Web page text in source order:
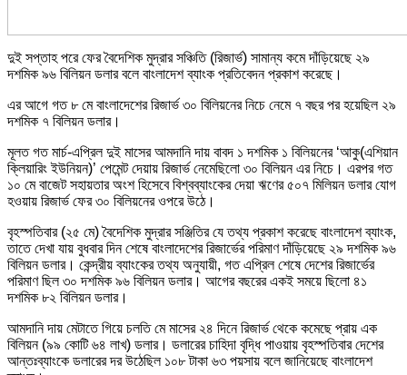
দুই সপ্তাহ পরে ফের বৈদেশিক ‍মুদ্রার সঞ্চিতি (রিজার্ভ) সামান্য কমে দাঁড়িয়েছে ২৯
দশমিক ৯৬ বিলিয়ন ডলার বলে বাংলাদেশ ব্যাংক প্রতিবেদন প্রকাশ করেছে।
এর আগে গত ৮ মে বাংলাদেশের রিজার্ভ ৩০ বিলিয়নের নিচে নেমে ৭ বছর পর হয়েছিল ২৯
দশমিক ৭ বিলিয়ন ডলার।
মূলত গত মার্চ-এপ্রিল দুই মাসের আমদানি দায় বাবদ ১ দশমিক ১ বিলিয়নের ‘আকু(এশিয়ান
ক্লিয়ারিং ইউনিয়ন)’ পেমেন্ট দেয়ায় রিজার্ভ নেমেছিলো ৩০ বিলিয়ন এর নিচে। এরপর গত
১০ মে বাজেট সহায়তার অংশ হিসেবে বিশ্বব্যাংকের দেয়া ঋণের ৫০৭ মিলিয়ন ডলার যোগ
হওয়ায় রিজার্ভ ফের ৩০ বিলিয়নের ওপরে উঠে।
বৃহস্পতিবার (২৫ মে) বৈদেশিক মুদ্রার সঞ্জিতির যে তথ্য প্রকাশ করেছে বাংলাদেশ ব্যাংক,
তাতে দেখা যায় বুধবার দিন শেষে বাংলাদেশের রিজার্ভের পরিমাণ দাঁড়িয়েছে ২৯ দশমিক ৯৬
বিলিয়ন ডলার। কেন্দ্রীয় ব্যাংকের তথ্য অনুযায়ী, গত এপ্রিল শেষে দেশের রিজার্ভের
পরিমাণ ছিল ৩০ দশমিক ৯৬ বিলিয়ন ডলার। আগের বছরের একই সময়ে ছিলো ৪১
দশমিক ৮২ বিলিয়ন ডলার।
আমদানি দায় মেটাতে গিয়ে চলতি মে মাসের ২৪ দিনে রিজার্ভ থেকে কমেছে প্রায় এক
বিলিয়ন (৯৯ কোটি ৬৪ লাখ) ডলার। ডলারের চাহিদা বৃদ্ধি পাওয়ায় বৃহস্পতিবার দেশের
আন্তঃব্যাংকে ডলারের দর উঠেছিল ১০৮ টাকা ৬৩ পয়সায় বলে জানিয়েছে বাংলাদেশ